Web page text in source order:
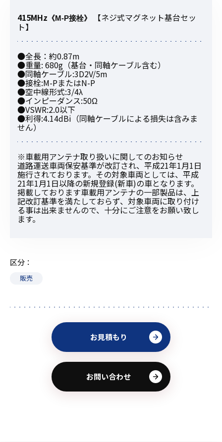
415MHz 《M-P接栓》 【ネジ式マグネット基台セッ
ト】
●全長：約0.87m
●重量: 680g（基台・同軸ケーブル含む）
●同軸ケーブル:3D2V/5m
●接栓:M-PまたはN-P
●空中線形式:3/4λ
●インピーダンス:50Ω
●VSWR:2.0以下
●利得:4.14dBi（同軸ケーブルによる損失は含みま
せん）
※車載用アンテナ取り扱いに関してのお知らせ
道路運送車両保安基準が改訂され、平成21年1月1日
施行されております。その対象車両としては、平成
21年1月1日以降の新規登録(新車)の車となります。
掲載しております車載用アンテナの一部製品は、上
記改訂基準を満たしておらず、対象車両に取り付け
る事は出来ませんので、十分にご注意をお願い致し
ます。
区分
販売
お見積もり
お問い合わせ